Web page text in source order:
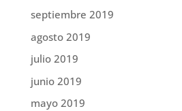
septiembre 2019
agosto 2019
julio 2019
junio 2019
mayo 2019